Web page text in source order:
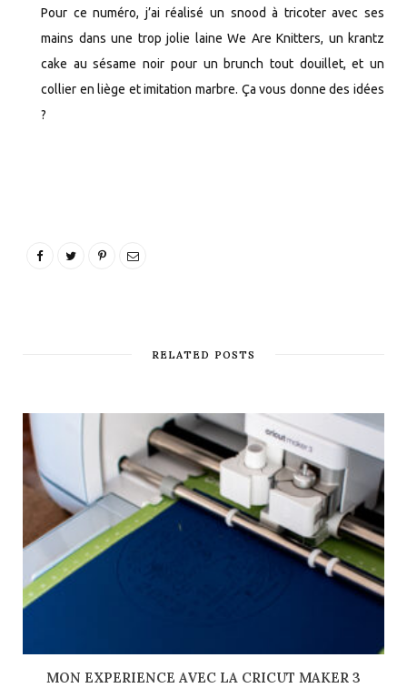
Pour ce numéro, j’ai réalisé un snood à tricoter avec ses
mains dans une trop jolie laine We Are Knitters, un krantz
cake au sésame noir pour un brunch tout douillet, et un
collier en liège et imitation marbre. Ça vous donne des idées
?
RELATED POSTS
MON EXPERIENCE AVEC LA CRICUT MAKER 3